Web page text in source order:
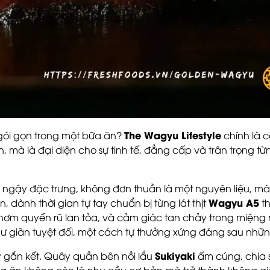
gọn trong một bữa ăn?The Wagyu Lifestylechính là
mà là đại diện cho sự tinh tế, đẳng cấp và trân trọng
đặc trưng, không đơn thuần là một nguyên liệu,
dành thời gian tự tay chuẩn bị từng lát thịtWagyu A5
quyến rũ lan tỏa, và cảm giác tan chảy trong miệng
giãn tuyệt đối, một cách tự thưởng xứng đáng sau
gắn kết. Quây quần bên nồi lẩu Sukiyaki ấm cúng, chia